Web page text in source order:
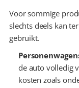
Voor sommige
slechts deels kan
gebruikt.
de auto volledig
kosten zoals